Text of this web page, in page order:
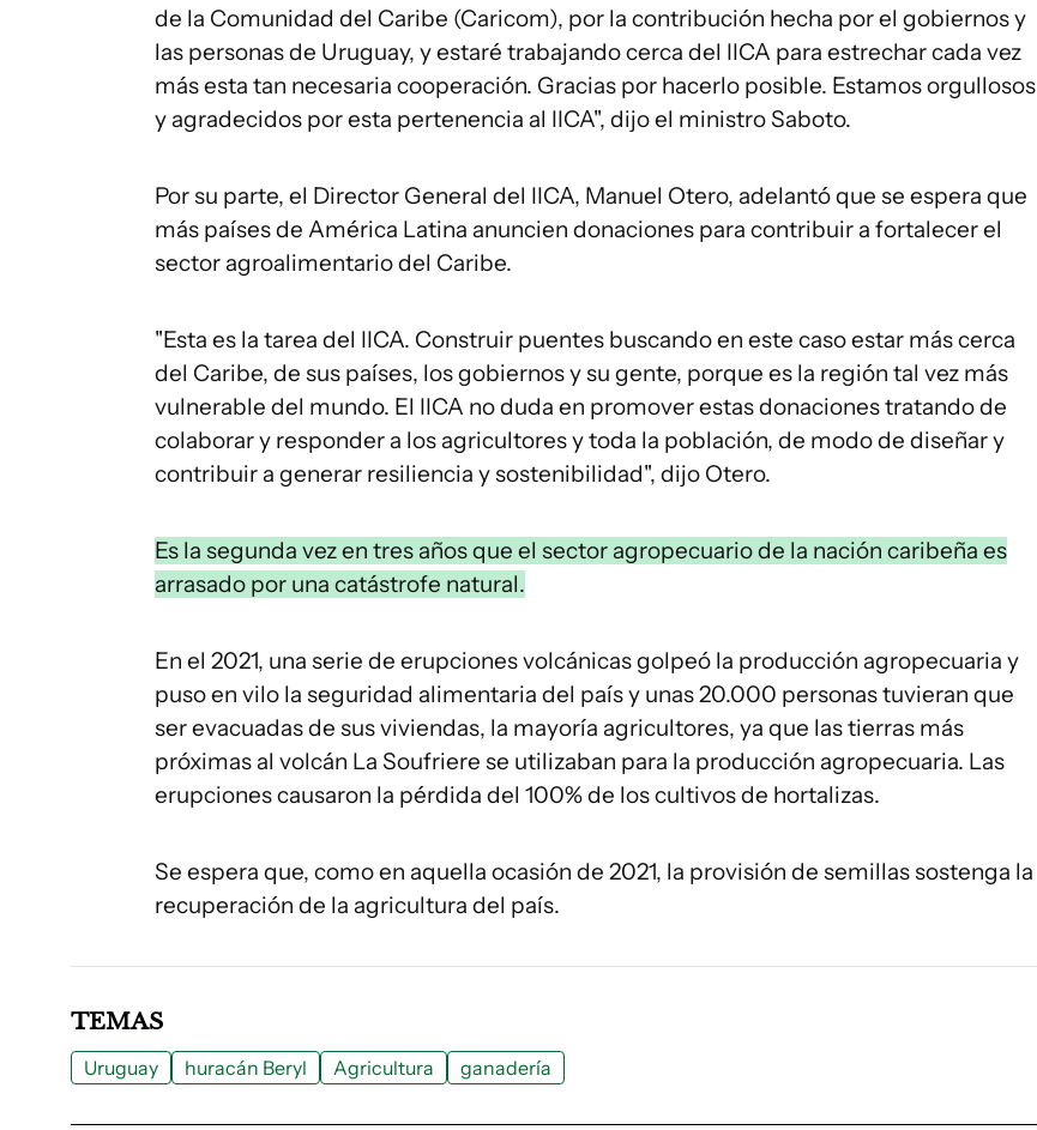
de la Comunidad del Caribe (Caricom), por la contribución hecha por el gobiernos y
las personas de Uruguay, y estaré trabajando cerca del IICA para estrechar cada vez
más esta tan necesaria cooperación. Gracias por hacerlo posible. Estamos orgullosos
y agradecidos por esta pertenencia al IICA", dijo el ministro Saboto.
Por su parte, el Director General del IICA, Manuel Otero, adelantó que se espera que
más países de América Latina anuncien donaciones para contribuir a fortalecer el
sector agroalimentario del Caribe.
"Esta es la tarea del IICA. Construir puentes buscando en este caso estar más cerca
del Caribe, de sus países, los gobiernos y su gente, porque es la región tal vez más
vulnerable del mundo. El IICA no duda en promover estas donaciones tratando de
colaborar y responder a los agricultores y toda la población, de modo de diseñar y
contribuir a generar resiliencia y sostenibilidad", dijo Otero.
Es la segunda vez en tres años que el sector agropecuario de la nación caribeña es
arrasado por una catástrofe natural.
En el 2021, una serie de erupciones volcánicas golpeó la producción agropecuaria y
puso en vilo la seguridad alimentaria del país y unas 20.000 personas tuvieran que
ser evacuadas de sus viviendas, la mayoría agricultores, ya que las tierras más
próximas al volcán La Soufriere se utilizaban para la producción agropecuaria. Las
erupciones causaron la pérdida del 100% de los cultivos de hortalizas.
Se espera que, como en aquella ocasión de 2021, la provisión de semillas sostenga la
recuperación de la agricultura del país.
TEMAS
Uruguay huracán Beryl Agricultura ganadería